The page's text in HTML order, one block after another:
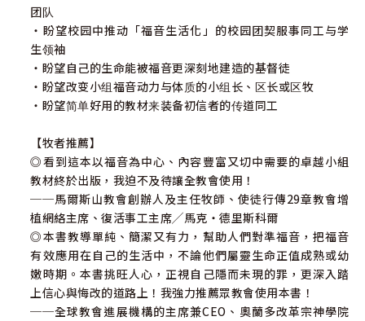
团队
‧盼望校园中推动「福音生活化」的校园团契服事同工与学
生领袖
‧盼望自己的生命能被福音更深刻地建造的基督徒
‧盼望改变小组福音动力与体质的小组长、区长或区牧
‧盼望简单好用的教材来装备初信者的传道同工
【牧者推薦】
◎看到這本以福音為中心、內容豐富又切中需要的卓越小組
教材終於出版，我迫不及待讓全教會使用！
──馬爾斯山教會創辦人及主任牧師、使徒行傳29章教會增
植網絡主席、復活事工主席╱馬克‧德里斯科爾
◎本書教導單純、簡潔又有力，幫助人們對準福音，把福音
有效應用在自己的生活中，不論他們屬靈生命正值成熟或幼
嫩時期。本書挑旺人心，正視自己隱而未現的罪，更深入踏
上信心與悔改的道路上！我強力推薦眾教會使用本書！
──全球教會進展機構的主席兼CEO、奧蘭多改革宗神學院